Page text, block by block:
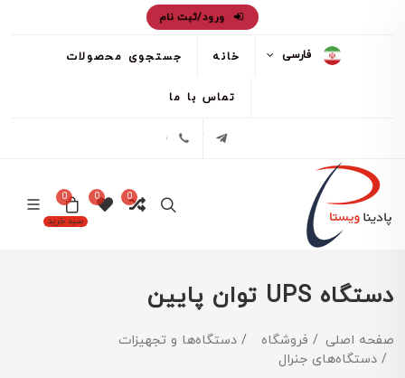
ورود/ثبت نام
فارسی خانه جستجوی محصولات
تماس با ما
تلگرام
0
0
سبد خرید
0
دستگاه UPS توان پایین
صفحه اصلی فروشگاه
دستگاه‌ها و تجهیزات
دستگاه‌های جنرال